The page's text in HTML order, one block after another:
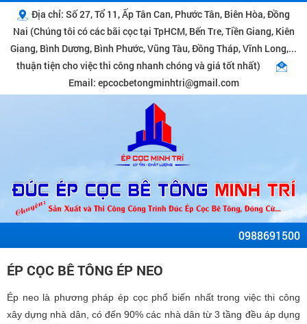
Địa chỉ: Số 27, Tổ 11, Ấp Tân Can, Phước Tân, Biên Hòa, Đồng
Nai (Chúng tôi có các bãi cọc tại TpHCM, Bến Tre, Tiền Giang, Kiên
Giang, Bình Dương, Bình Phước, Vũng Tàu, Đồng Tháp, Vĩnh Long,...
thuận tiện cho việc thi công nhanh chóng và giá tốt nhất)
Email: epcocbetongminhtri@gmail.com
0988691500
ÉP CỌC BÊ TÔNG ÉP NEO
Ép neo là phương pháp ép cọc phổ biến nhất trong việc thi công
xây dựng nhà dân, có đến 90% các nhà dân từ 3 tầng đều áp dụng